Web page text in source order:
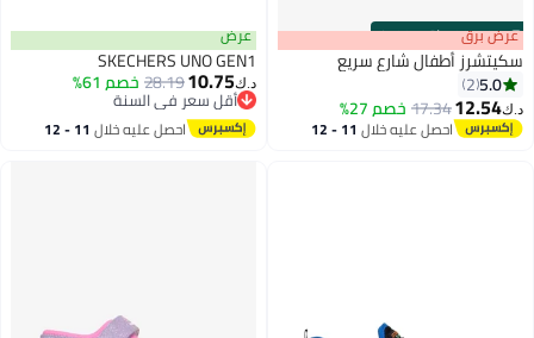
00m:00s
·باقي 100%
4
عرض برق
سكيتشرز أطفال شارع سريع
5.0
2
د.ك‏12.54
17.34خصم 27%
احصل عليه خلال 11 - 12
عرض
SKECHERS UNO GEN1
د.ك‏10.75
28.19خصم 61%
أقل سعر في السنة
أقل سعر في السنة
احصل عليه خلال 11 - 12